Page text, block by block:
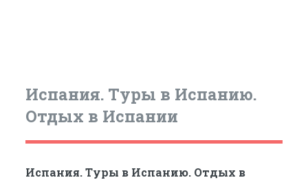
Испания. Туры в Испанию.
Отдых в Испании
Испания. Туры в Испанию. Отдых в